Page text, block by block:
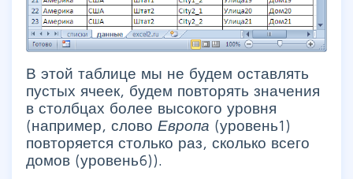
В этой таблице мы не будем оставлять
пустых ячеек, будем повторять значения
в столбцах более высокого уровня
(например, слово Европа (уровень1)
повторяется столько раз, сколько всего
домов (уровень6)).